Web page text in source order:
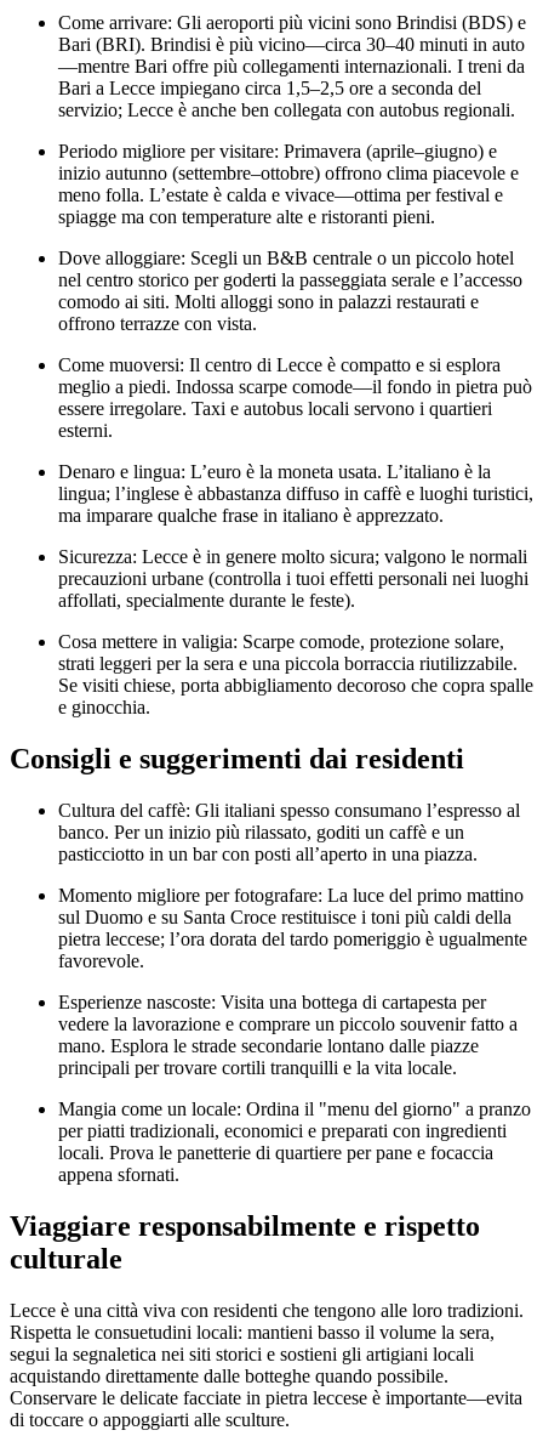
Come arrivare: Gli aeroporti più vicini sono Brindisi (BDS) e
Bari (BRI). Brindisi è più vicino—circa 30–40 minuti in auto
—mentre Bari offre più collegamenti internazionali. I treni da
Bari a Lecce impiegano circa 1,5–2,5 ore a seconda del
servizio; Lecce è anche ben collegata con autobus regionali.
Periodo migliore per visitare: Primavera (aprile–giugno) e
inizio autunno (settembre–ottobre) offrono clima piacevole e
meno folla. L’estate è calda e vivace—ottima per festival e
spiagge ma con temperature alte e ristoranti pieni.
Dove alloggiare: Scegli un B&B centrale o un piccolo hotel
nel centro storico per goderti la passeggiata serale e l’accesso
comodo ai siti. Molti alloggi sono in palazzi restaurati e
offrono terrazze con vista.
Come muoversi: Il centro di Lecce è compatto e si esplora
meglio a piedi. Indossa scarpe comode—il fondo in pietra può
essere irregolare. Taxi e autobus locali servono i quartieri
esterni.
Denaro e lingua: L’euro è la moneta usata. L’italiano è la
lingua; l’inglese è abbastanza diffuso in caffè e luoghi turistici,
ma imparare qualche frase in italiano è apprezzato.
Sicurezza: Lecce è in genere molto sicura; valgono le normali
precauzioni urbane (controlla i tuoi effetti personali nei luoghi
affollati, specialmente durante le feste).
Cosa mettere in valigia: Scarpe comode, protezione solare,
strati leggeri per la sera e una piccola borraccia riutilizzabile.
Se visiti chiese, porta abbigliamento decoroso che copra spalle
e ginocchia.
Consigli e suggerimenti dai residenti
Cultura del caffè: Gli italiani spesso consumano l’espresso al
banco. Per un inizio più rilassato, goditi un caffè e un
pasticciotto in un bar con posti all’aperto in una piazza.
Momento migliore per fotografare: La luce del primo mattino
sul Duomo e su Santa Croce restituisce i toni più caldi della
pietra leccese; l’ora dorata del tardo pomeriggio è ugualmente
favorevole.
Esperienze nascoste: Visita una bottega di cartapesta per
vedere la lavorazione e comprare un piccolo souvenir fatto a
mano. Esplora le strade secondarie lontano dalle piazze
principali per trovare cortili tranquilli e la vita locale.
Mangia come un locale: Ordina il "menu del giorno" a pranzo
per piatti tradizionali, economici e preparati con ingredienti
locali. Prova le panetterie di quartiere per pane e focaccia
appena sfornati.
Viaggiare responsabilmente e rispetto
culturale
Lecce è una città viva con residenti che tengono alle loro tradizioni.
Rispetta le consuetudini locali: mantieni basso il volume la sera,
segui la segnaletica nei siti storici e sostieni gli artigiani locali
acquistando direttamente dalle botteghe quando possibile.
Conservare le delicate facciate in pietra leccese è importante—evita
di toccare o appoggiarti alle sculture.